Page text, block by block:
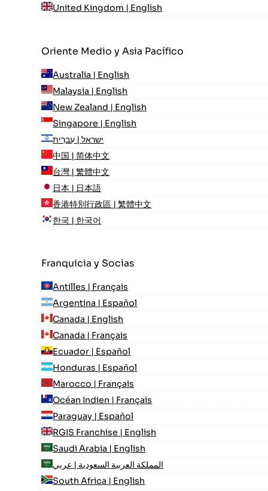
United Kingdom | English
Oriente Medio y Asia Pacífico
Australia | English
Malaysia | English
New Zealand | English
Singapore | English
ישראל | עִברִית
中国 | 简体中文
台灣 | 繁體中文
日本 | 日本語
香港特別行政區 | 繁體中文
한국 | 한국어
Franquicia y Socias
Antilles | Français
Argentina | Español
Canada | English
Canada | Français
Ecuador | Español
Honduras | Español
Marocco | Français
Océan Indien | Français
Paraguay | Español
RGIS Franchise | English
Saudi Arabia | English
المملكة العربية السعودية | عربي
South Africa | English